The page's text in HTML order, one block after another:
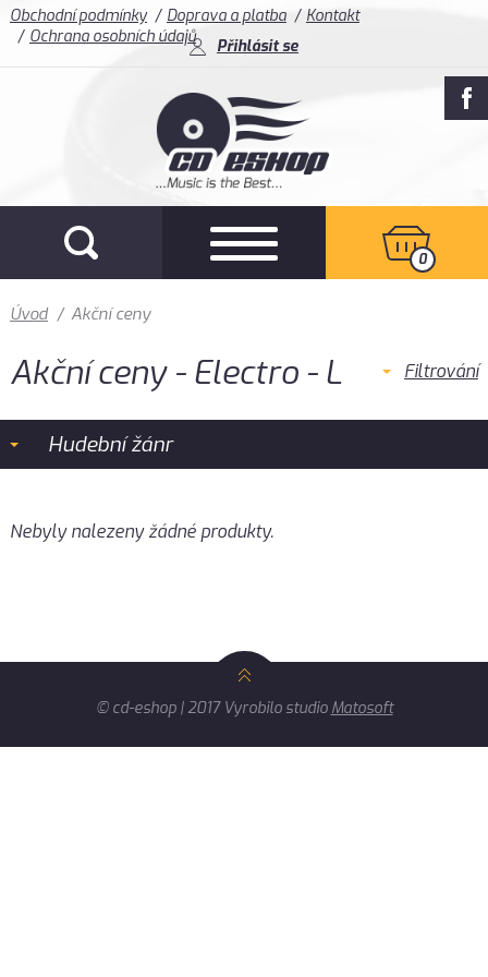
Obchodní podmínky Doprava a platba
Kontakt
Ochrana osobních údajů
Přihlásit se
0
Úvod / Akční ceny
Akční ceny - Electro - L Filtrování
Hudební žánr
Nebyly nalezeny žádné produkty.
© cd-eshop | 2017 Vyrobilo studio Matosoft